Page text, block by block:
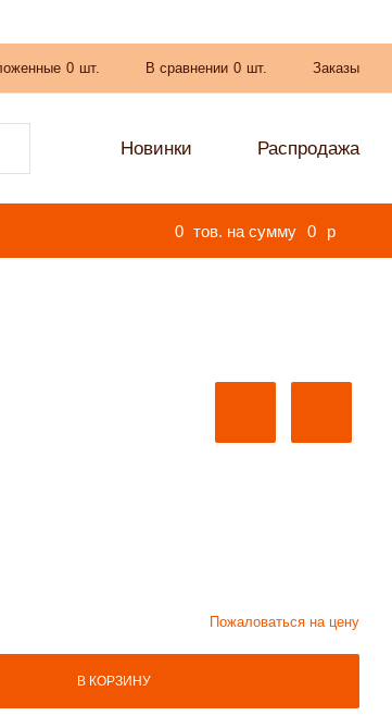
0 шт. В сравнении 0 шт. Заказы
Новинки Распродажа
0 тов. на сумму 0 p
Пожаловаться на цену
В КОРЗИНУ